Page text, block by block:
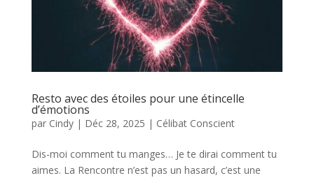
Resto avec des étoiles pour une étincelle
d’émotions
par Cindy| Déc 28, 2025 | Célibat Conscient
Dis-moi comment tu manges… Je te dirai comment tu
aimes. La Rencontre n’est pas un hasard, c’est une